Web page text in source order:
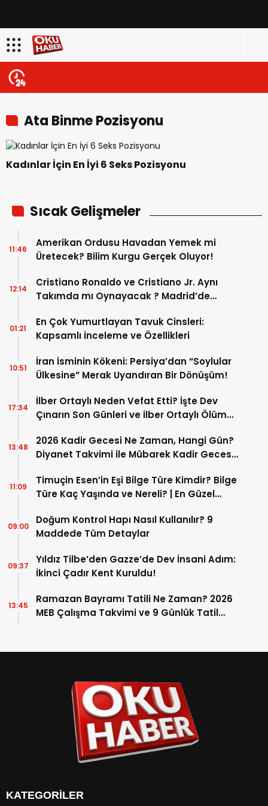
Ata Binme Pozisyonu
Kadınlar İçin En İyi 6 Seks Pozisyonu
Sıcak Gelişmeler
Amerikan Ordusu Havadan Yemek mi
Üretecek? Bilim Kurgu Gerçek Oluyor!
11:46
Cristiano Ronaldo ve Cristiano Jr. Aynı
Takımda mı Oynayacak ? Madrid’de
12:14
En Çok Yumurtlayan Tavuk Cinsleri:
Kapsamlı İnceleme ve Özellikleri
01:21
İran İsminin Kökeni: Persiya’dan “Soylular
Ülkesine” Merak Uyandıran Bir Dönüşüm!
10:51
İlber Ortaylı Neden Vefat Etti? İşte Dev
Çınarın Son Günleri ve İlber Ortaylı Ölüm
17:34
2026 Kadir Gecesi Ne Zaman, Hangi Gün?
Diyanet Takvimi ile Mübarek Kadir Gecesi
13:48
Timuçin Esen’in Eşi Bilge Türe Kimdir? Bilge
Türe Kaç Yaşında ve Nereli? | En Güzel
11:09
Doğum Kontrol Hapı Nasıl Kullanılır? 9
Maddede Tüm Detaylar
09:00
Yıldız Tilbe’den Gazze’de Dev İnsani Adım:
İkinci Çadır Kent Kuruldu!
09:37
Ramazan Bayramı Tatili Ne Zaman? 2026
MEB Çalışma Takvimi ve 9 Günlük Tatil
13:45
KATEGORİLER